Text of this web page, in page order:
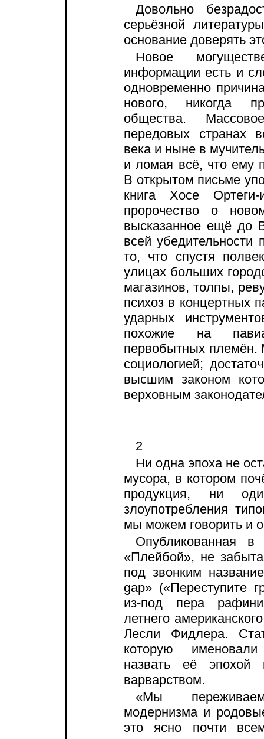
Довольно
серьёзной
основание доверять
Новое
информации есть и
одновременно
нового, никогда
общества.
передовых странах
века и ныне в
и ломая всё, что ему
В открытом письме
книга Хосе Ортеги-
пророчество о
высказанное ещё до
всей убедительности
то, что спустя
улицах больших
магазинов, толпы,
психоз в концертных
ударных
похожие на
первобытных племён.
социологией;
высшим законом
верховным
2
Ни одна эпоха не
мусора, в котором
продукция, ни
злоупотребления
мы можем говорить и
Опубликованная
«Плейбой», не
под звонким
gap» («Переступите
из-под пера
летнего
Лесли Фидлера.
которую
назвать её эпохой
варварством.
«Мы
модернизма и
это ясно почти